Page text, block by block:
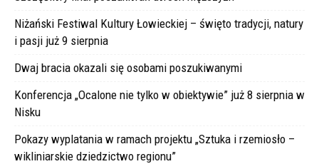
Niżański Festiwal Kultury Łowieckiej – święto tradycji, natury
i pasji już 9 sierpnia
Dwaj bracia okazali się osobami poszukiwanymi
Konferencja „Ocalone nie tylko w obiektywie” już 8 sierpnia w
Nisku
Pokazy wyplatania w ramach projektu „Sztuka i rzemiosło –
wikliniarskie dziedzictwo regionu”